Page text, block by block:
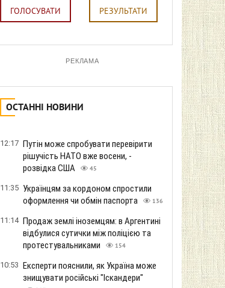
ГОЛОСУВАТИ РЕЗУЛЬТАТИ
РЕКЛАМА
ОСТАННІ НОВИНИ
12:17 Путін може спробувати перевірити
рішучість НАТО вже восени, -
розвідка США
45
11:35 Українцям за кордоном спростили
оформлення чи обмін паспорта
136
11:14 Продаж землі іноземцям: в Аргентині
відбулися сутички між поліцією та
протестувальниками
154
10:53 Експерти пояснили, як Україна може
знищувати російські "Іскандери"